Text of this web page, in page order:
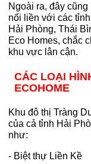
Ngoài ra, đây
nối liền với các
Hải Phòng, Thái
Eco Homes, chắc
khu vực lân cận.
CÁC LOẠI
ECOHOME
Khu đô thị Tràng
của cả tỉnh Hải
như:
- Biệt thự Liền Kề